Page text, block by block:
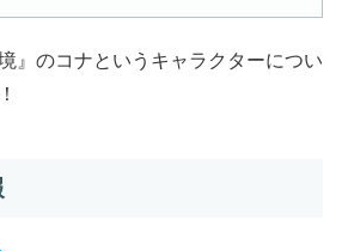
』のコナというキャラクターについ